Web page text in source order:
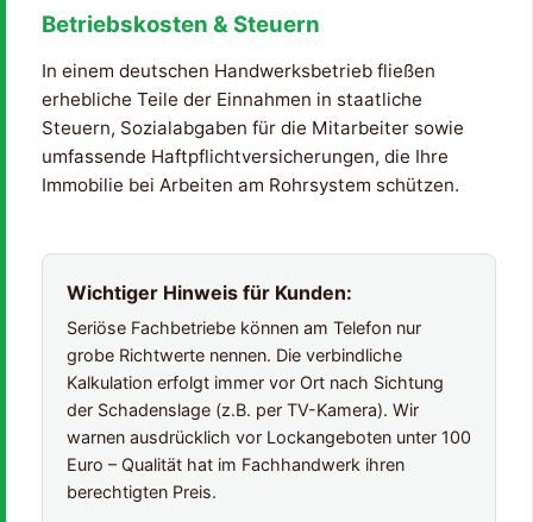
Betriebskosten & Steuern
In einem deutschen Handwerksbetrieb fließen
erhebliche Teile der Einnahmen in staatliche
Steuern, Sozialabgaben für die Mitarbeiter sowie
umfassende Haftpflichtversicherungen, die Ihre
Immobilie bei Arbeiten am Rohrsystem schützen.
Wichtiger Hinweis für Kunden:
Seriöse Fachbetriebe können am Telefon nur
grobe Richtwerte nennen. Die verbindliche
Kalkulation erfolgt immer vor Ort nach Sichtung
der Schadenslage (z.B. per TV-Kamera). Wir
warnen ausdrücklich vor Lockangeboten unter 100
Euro – Qualität hat im Fachhandwerk ihren
berechtigten Preis.